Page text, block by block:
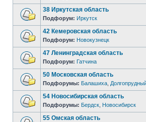
38 Иркутская область
Подфорум: Иркутск
42 Кемеровская область
Подфорум: Новокузнецк
47 Ленинградская область
Подфорум: Гатчина
50 Московская область
Подфорумы: Балашиха
54 Новосибирская область
Подфорумы: Бердск Новосибирск
55 Омская область